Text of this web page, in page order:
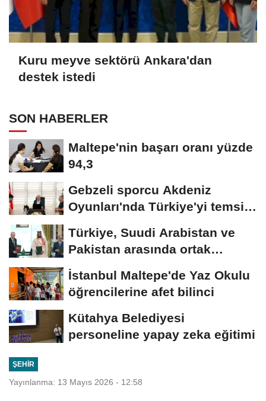
Kuru meyve sektörü Ankara'dan
destek istedi
SON HABERLER
Maltepe'nin başarı oranı yüzde
94,3
Gebzeli sporcu Akdeniz
Oyunları'nda Türkiye'yi temsil
Türkiye, Suudi Arabistan ve
Pakistan arasında ortak
savunma anlaşması...
İstanbul Maltepe'de Yaz Okulu
öğrencilerine afet bilinci
Kütahya Belediyesi
personeline yapay zeka eğitimi
ŞEHIR
Yayınlanma: 13 Mayıs 2026 - 12:58